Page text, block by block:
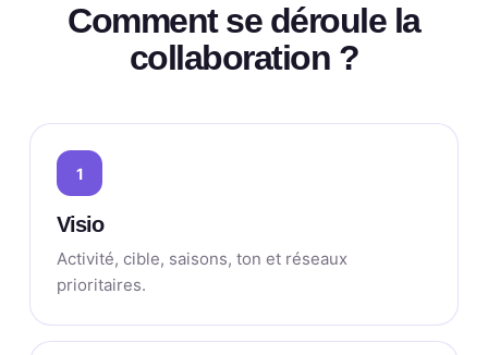
Comment se déroule la
collaboration ?
1
Visio
Activité, cible, saisons, ton et réseaux
prioritaires.